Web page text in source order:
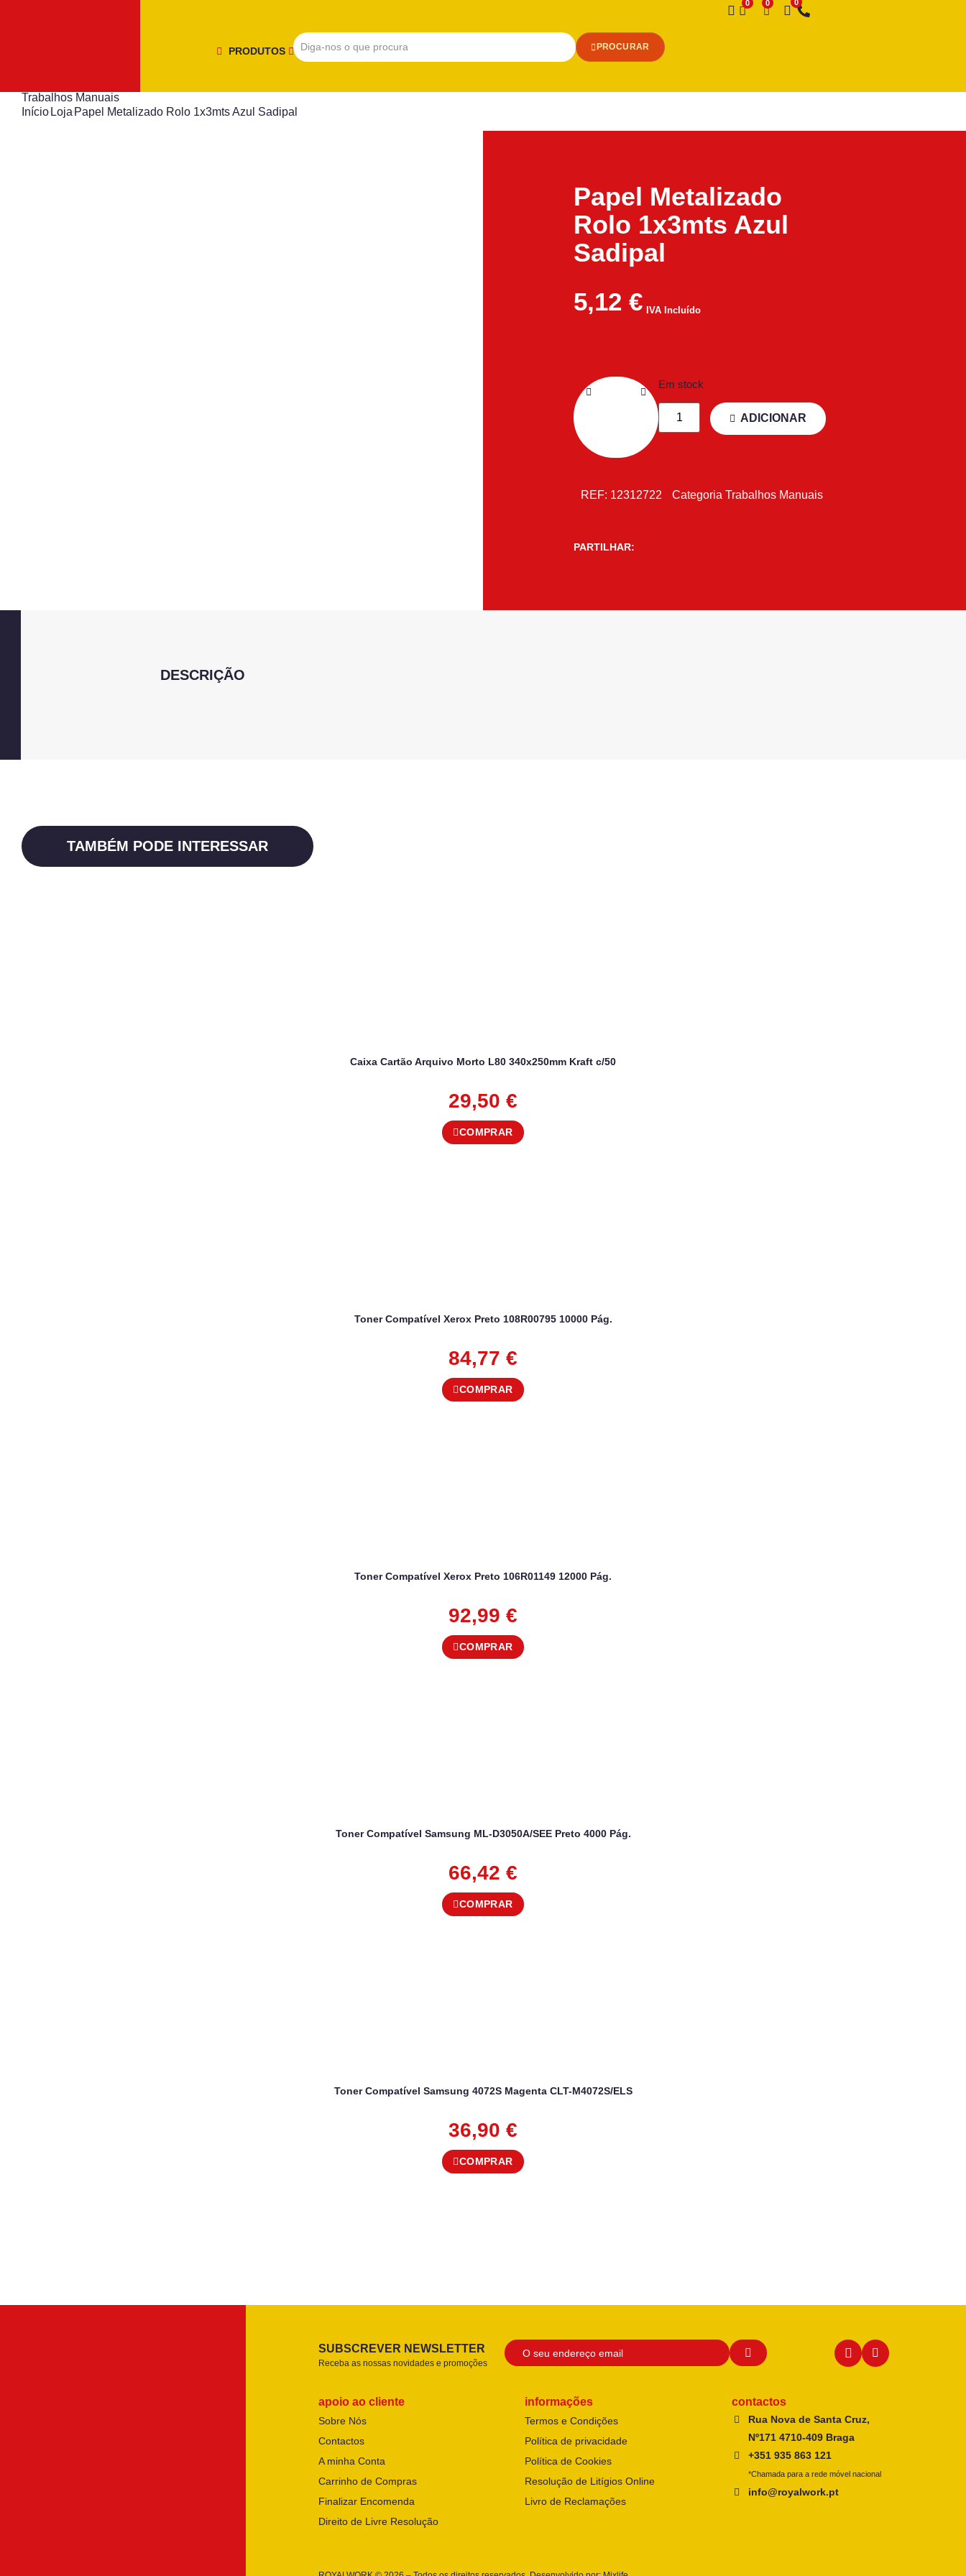
PRODUTOS PROCURAR
Desejo
Trabalhos Manuais
Início Loja Papel Metalizado Rolo 1x3mts Azul Sadipal
Papel Metalizado
Rolo 1x3mts Azul
Sadipal
5,12 € IVA Incluído
Em stock
ADICIONAR
REF: 12312722 Categoria Trabalhos Manuais
PARTILHAR:
DESCRIÇÃO
TAMBÉM PODE INTERESSAR
Caixa Cartão Arquivo Morto L80 340x250mm Kraft c/50
29,50 €
COMPRAR
Toner Compatível Xerox Preto 108R00795 10000 Pág.
84,77 €
COMPRAR
Toner Compatível Xerox Preto 106R01149 12000 Pág.
92,99 €
COMPRAR
Toner Compatível Samsung ML-D3050A/SEE Preto 4000 Pág.
66,42 €
COMPRAR
Toner Compatível Samsung 4072S Magenta CLT-M4072S/ELS
36,90 €
COMPRAR
SUBSCREVER NEWSLETTER
Receba as nossas novidades e promoções
apoio ao cliente
Sobre Nós
Contactos
A minha Conta
Carrinho de Compras
Finalizar Encomenda
Direito de Livre Resolução
informações
Termos e Condições
Política de privacidade
Política de Cookies
Resolução de Litígios Online
Livro de Reclamações
contactos
Rua Nova de Santa Cruz,
Nº171 4710-409 Braga
+351 935 863 121
*Chamada para a rede móvel nacional
info@royalwork.pt